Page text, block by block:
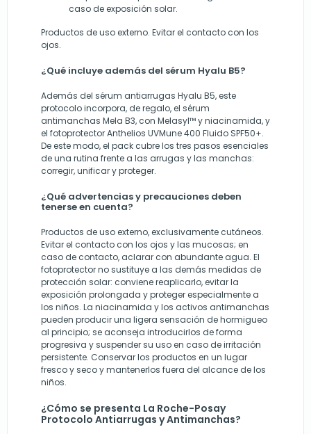
caso de exposición solar.
Productos de uso externo. Evitar el contacto con los
ojos.
¿Qué incluye además del sérum Hyalu B5?
Además del sérum antiarrugas Hyalu B5, este
protocolo incorpora, de regalo, el sérum
antimanchas Mela B3, con Melasyl™ y niacinamida, y
el fotoprotector Anthelios UVMune 400 Fluido SPF50+.
De este modo, el pack cubre los tres pasos esenciales
de una rutina frente a las arrugas y las manchas:
corregir, unificar y proteger.
¿Qué advertencias y precauciones deben
tenerse en cuenta?
Productos de uso externo, exclusivamente cutáneos.
Evitar el contacto con los ojos y las mucosas; en
caso de contacto, aclarar con abundante agua. El
fotoprotector no sustituye a las demás medidas de
protección solar: conviene reaplicarlo, evitar la
exposición prolongada y proteger especialmente a
los niños. La niacinamida y los activos antimanchas
pueden producir una ligera sensación de hormigueo
al principio; se aconseja introducirlos de forma
progresiva y suspender su uso en caso de irritación
persistente. Conservar los productos en un lugar
fresco y seco y mantenerlos fuera del alcance de los
niños.
¿Cómo se presenta La Roche-Posay
Protocolo Antiarrugas y Antimanchas?